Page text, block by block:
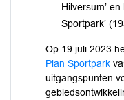
Hilversum’
Sportpark’
Op 19 juli 2023
Plan Sportpark
uitgangspunten